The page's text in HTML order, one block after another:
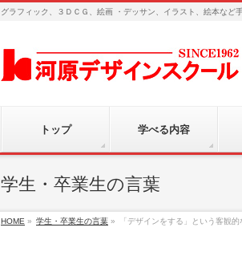
グラフィック、３ＤＣＧ、絵画 ・デッサン、イラスト、絵本など
トップ 学べる内容
学生・卒業生の言葉
HOME » 学生・卒業生の言葉 » 「デザインをする」という客観的